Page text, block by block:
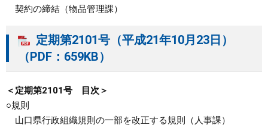
契約の締結（物品管理課）
定期第2101号（平成21年10月23日）
（PDF：659KB）
＜定期第2101号 目次＞
○規則
山口県行政組織規則の一部を改正する規則（人事課）